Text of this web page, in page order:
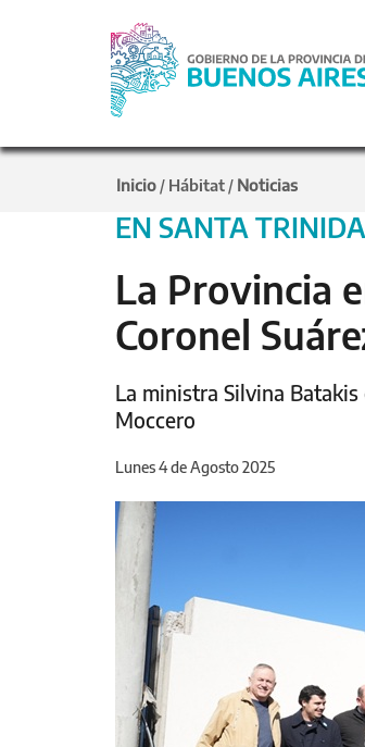
Inicio / Hábitat / Noticias
EN SANTA
La Provincia
Coronel
La ministra Silvina
Moccero
Lunes 4 de Agosto 2025